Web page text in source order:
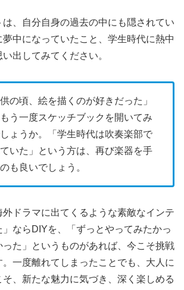
、自分自身の過去の中にも隠されてい
夢中になっていたこと、学生時代に熱中
出してみてください。
の頃、絵を描くのが好きだった」
う一度スケッチブックを開いてみ
ょうか。「学生時代は吹奏楽部で
いた」という方は、再び楽器を手
も良いでしょう。
外ドラマに出てくるような素敵なインテ
」ならDIYを、「ずっとやってみたかっ
った」というものがあれば、今こそ挑戦
一度離れてしまったことでも、大人に
、新たな魅力に気づき、深く楽しめる